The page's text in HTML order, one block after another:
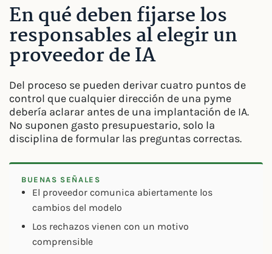
En qué deben fijarse los
responsables al elegir un
proveedor de IA
Del proceso se pueden derivar cuatro puntos de
control que cualquier dirección de una pyme
debería aclarar antes de una implantación de IA.
No suponen gasto presupuestario, solo la
disciplina de formular las preguntas correctas.
BUENAS SEÑALES
El proveedor comunica abiertamente los
cambios del modelo
Los rechazos vienen con un motivo
comprensible